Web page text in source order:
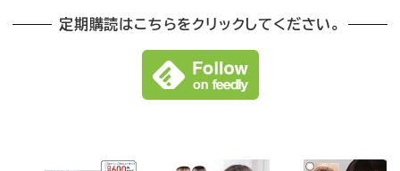
定期購読はこちらをクリックしてください。